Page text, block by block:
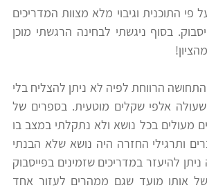
על פי התוכנית וגיבוי מלא מצוות המדריכים
בסוף ניגשתי לבחינה הרגשתי מוכן
הרווחת לפיה לא ניתן להצליח בלי
שעולה אלפי שקלים מוטעית. בספרים של
מעולים בכל נושא ולא נתקלתי במצב בו
ותרגילי החזרה היה נושא שלא הבנתי
להיעזר במדריכים שזמינים בפייסבוק
אותו מועד שגם ממהרים לעזור אחד